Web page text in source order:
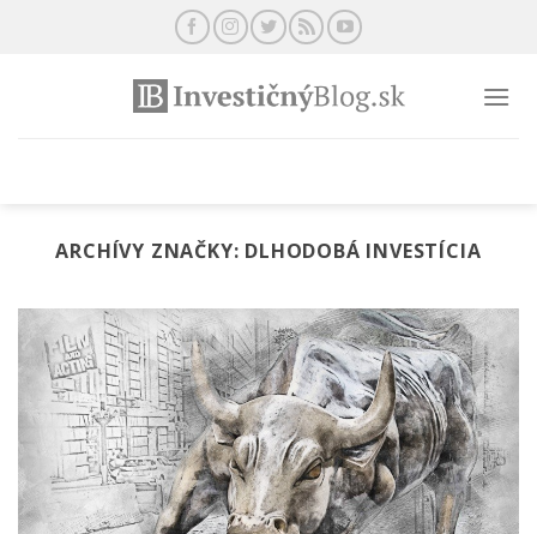
ARCHÍVY ZNAČKY: DLHODOBÁ INVESTÍCIA